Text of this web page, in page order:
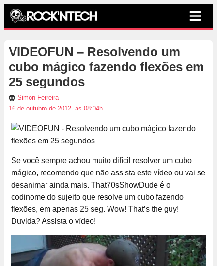
VIDEOFUN – Resolvendo um
cubo mágico fazendo flexões em
25 segundos
Simon Ferreira
16 de outubro de 2012, às 08:04h
Se você sempre achou muito difícil resolver um cubo
mágico, recomendo que não assista este vídeo ou vai se
desanimar ainda mais. That70sShowDude é o
codinome do sujeito que resolve um cubo fazendo
flexões, em apenas 25 seg. Wow! That’s the guy!
Duvida? Assista o vídeo!